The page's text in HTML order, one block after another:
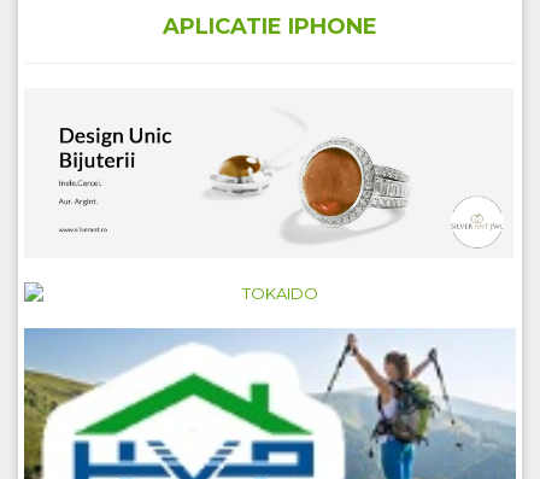
APLICATIE IPHONE